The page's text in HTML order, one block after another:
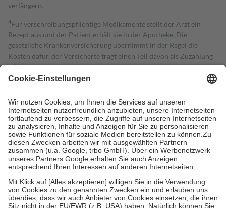
verlängern.
4Für verschreibungspflichtige Medikamente stellt der Arzt ein
Rezept aus und der Patient erhält sie in der Apotheke. Die
gesetzliche Krankenversicherung übernimmt in der Regel die
Kosten dafür, der Versicherte trägt einen Teil davon als Zuzahlung
mit.
Grundsätzlich leisten Mitglieder Zuzahlungen in Höhe von zehn
höchstens zehn Euro.
Es sind jedoch nie mehr als die tatsächlichen
Kosten der Leistung zu entrichten.
Diese Regeln gelten grundsätzlich auch für Online-Apotheken.
Bei Heilmitteln und häuslicher Krankenpflege beträgt die
Zuzahlung zehn Prozent der Kosten sowie zehn Euro je
Verordnung.
Um das Engagement der Versicherten für ihre eigene Gesundheit zu
stärken und die besondere Stellung der Familie zu unterstützen,
fallenkeine Zuzahlungenan bei:
• Kindern und Jugendlichen bis zum vollendeten 18. Lebensjahr
mit Ausnahme der Fahrkosten